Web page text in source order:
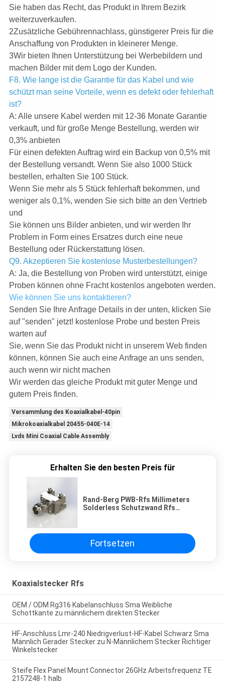
Sie haben das Recht, das Produkt in Ihrem Bezirk
weiterzuverkaufen.
2Zusätzliche Gebührennachlass, günstigerer Preis für die
Anschaffung von Produkten in kleinerer Menge.
3Wir bieten Ihnen Unterstützung bei Werbebildern und
machen Bilder mit dem Logo der Kunden.
F8. Wie lange ist die Garantie für das Kabel und wie
schützt man seine Vorteile, wenn es defekt oder fehlerhaft
ist?
A: Alle unsere Kabel werden mit 12-36 Monate Garantie
verkauft, und für große Menge Bestellung, werden wir
0,3% anbieten
Für einen defekten Auftrag wird ein Backup von 0,5% mit
der Bestellung versandt. Wenn Sie also 1000 Stück
bestellen, erhalten Sie 100 Stück.
Wenn Sie mehr als 5 Stück fehlerhaft bekommen, und
weniger als 0,1%, wenden Sie sich bitte an den Vertrieb
und
Sie können uns Bilder anbieten, und wir werden Ihr
Problem in Form eines Ersatzes durch eine neue
Bestellung oder Rückerstattung lösen.
Q9. Akzeptieren Sie kostenlose Musterbestellungen?
A: Ja, die Bestellung von Proben wird unterstützt, einige
Proben können ohne Fracht kostenlos angeboten werden.
Wie können Sie uns kontaktieren?
Senden Sie Ihre Anfrage Details in der unten, klicken Sie
auf "senden" jetzt! kostenlose Probe und besten Preis
warten auf
Sie, wenn Sie das Produkt nicht in unserem Web finden
können, können Sie auch eine Anfrage an uns senden,
auch wenn wir nicht machen
Wir werden das gleiche Produkt mit guter Menge und
gutem Preis finden.
Versammlung des Koaxialkabel-40pin
Mikrokoaxialkabel 20455-040E-14
Lvds Mini Coaxial Cable Assembly
Erhalten Sie den besten Preis für
Rand-Berg PWB-Rfs Millimeters
Solderless Schutzwand Rfs
Fortsetzen
Koaxialstecker Rfs
OEM / ODM Rg316 Kabelanschluss Sma Weibliche
Schottkante zu männlichem direkten Stecker
HF-Anschluss Lmr-240 Niedrigverlust-HF-Kabel Schwarz Sma
Männlich Gerader Stecker zu N-Männlichem Stecker Richtiger
Winkelstecker
Steife Flex Panel Mount Connector 26GHz Arbeitsfrequenz TE
2157248-1 halb